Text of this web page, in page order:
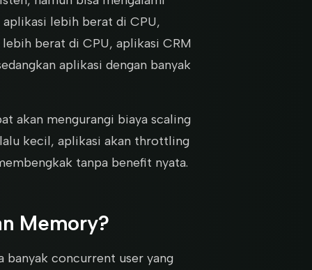
lebih berat di CPU,
berat di CPU, aplikasi CRM
aplikasi dengan banyak
akan mengurangi biaya scaling
kecil, aplikasi akan throttling
tanpa benefit nyata.
Memory?
banyak concurrent user yang